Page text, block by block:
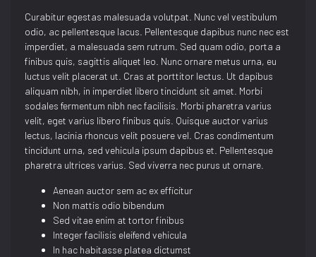
Curabitur egestas malesuada volutpat. Nunc vel vestibulum
odio, ac pellentesque lacus. Pellentesque dapibus nunc nec est
imperdiet, a malesuada sem rutrum. Sed quam odio, porta a
finibus quis, sagittis aliquet leo. Nunc ornare metus urna, eu
luctus velit placerat ut. Cras at porttitor lectus. Ut dapibus
aliquam nibh, in imperdiet libero tincidunt sit amet. Morbi
sodales fermentum nibh nec facilisis. Morbi pharetra varius
velit, eget varius libero finibus quis. Quisque auctor varius
lectus, lacinia rhoncus velit posuere vel. Cras condimentum
tincidunt urna, sed vehicula ipsum dapibus et. Pellentesque
pharetra ultrices varius. Sed viverra nec purus ut ornare.
Aenean auctor sem ac ex efficitur
Non mattis odio bibendum
Sed vitae enim at tortor finibus
Integer facilisis eleifend vehicula
In hac habitasse platea dictumst